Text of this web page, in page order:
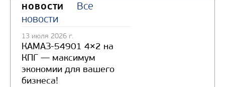
НОВОСТИ
Все
новости
13 июля 2026 г.
КАМАЗ-54901 4×2 на
КПГ — максимум
экономии для вашего
бизнеса!